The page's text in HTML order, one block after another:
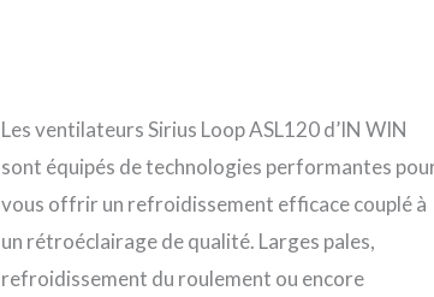
Les ventilateurs Sirius Loop ASL120 d’IN WIN
sont équipés de technologies performantes
vous offrir un refroidissement efficace couplé à
un rétroéclairage de qualité. Larges pales,
refroidissement du roulement ou encore